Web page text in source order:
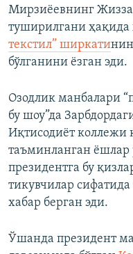
Мирзиëевнинг
туширилгани ҳақида
текстил” ширкати
бўлганини ëзган эди.
Озодлик манбалари
бу шоу”да
Иқтисодиëт коллежи
таъминланган ëшлар
президентга бу
тикувчилар
хабар берган эди.
Ўшанда президент